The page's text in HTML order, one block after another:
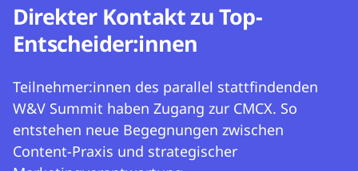
Direkter Kontakt zu Top-
Entscheider:innen
Teilnehmer:innen des parallel stattfindenden
W&V Summit haben Zugang zur CMCX. So
entstehen neue Begegnungen zwischen
Content-Praxis und strategischer